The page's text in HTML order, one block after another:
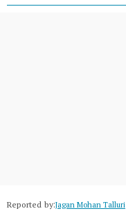
Reported by:Jagan Mohan Talluri